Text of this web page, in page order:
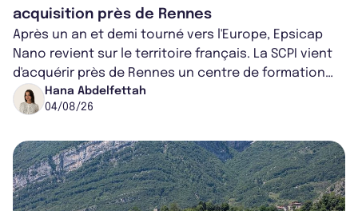
acquisition près de Rennes
Après un an et demi tourné vers l'Europe, Epsicap
Nano revient sur le territoire français. La SCPI vient
d'acquérir près de Rennes un centre de formation
pour conducteurs poids lou...
Hana Abdelfettah
04/08/26